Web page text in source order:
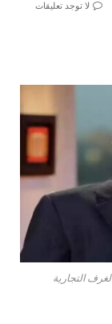
لا توجد تعليقات
التجارية